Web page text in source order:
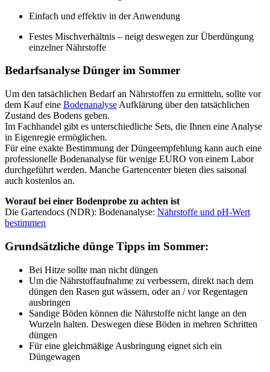
Einfach und effektiv in der Anwendung
Festes Mischverhältnis – neigt deswegen zur Überdüngung
einzelner Nährstoffe
Bedarfsanalyse Dünger im Sommer
Um den tatsächlichen Bedarf an Nährstoffen zu ermitteln, sollte vor
dem Kauf eine Bodenanalyse Aufklärung über den tatsächlichen
Zustand des Bodens geben.
Im Fachhandel gibt es unterschiedliche Sets, die Ihnen eine Analyse
in Eigenregie ermöglichen.
Für eine exakte Bestimmung der Düngeempfehlung kann auch eine
professionelle Bodenanalyse für wenige EURO von einem Labor
durchgeführt werden. Manche Gartencenter bieten dies saisonal
auch kostenlos an.
Worauf bei einer Bodenprobe zu achten ist
Die Gartendocs (NDR): Bodenanalyse: Nährstoffe und pH-Wert
bestimmen
Grundsätzliche dünge Tipps im Sommer:
Bei Hitze sollte man nicht düngen
Um die Nährstoffaufnahme zu verbessern, direkt nach dem
düngen den Rasen gut wässern, oder an / vor Regentagen
ausbringen
Sandige Böden können die Nährstoffe nicht lange an den
Wurzeln halten. Deswegen diese Böden in mehren Schritten
düngen
Für eine gleichmäßige Ausbringung eignet sich ein
Düngewagen